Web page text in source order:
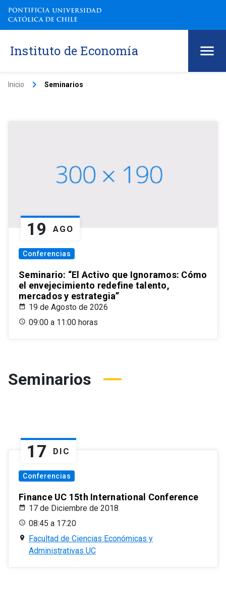
Instituto de Economía
Inicio keyboard_arrow_right Seminarios
19 AGO
Conferencias
Seminario: “El Activo que Ignoramos: Cómo
el envejecimiento redefine talento,
mercados y estrategia”
19 de Agosto de 2026
09:00 a 11:00 horas
Seminarios
17 DIC
Conferencias
Finance UC 15th International Conference
17 de Diciembre de 2018
08:45 a 17:20
Facultad de Ciencias Económicas y
Administrativas UC